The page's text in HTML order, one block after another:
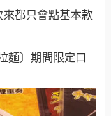
都只會點基本款